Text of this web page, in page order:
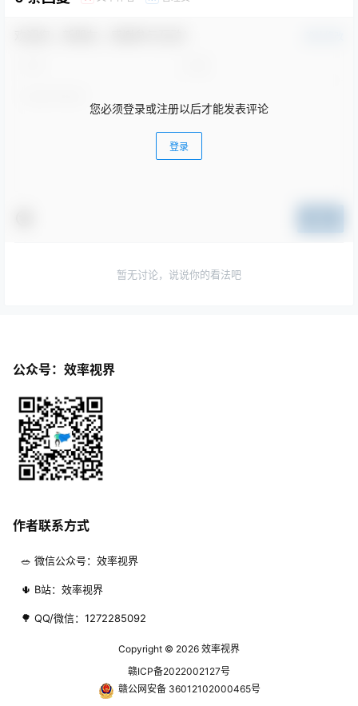
您必须登录或注册以后才能发表评论
登录
暂无讨论，说说你的看法吧
公众号：效率视界
作者联系方式
🥗 微信公众号：效率视界
🌵 B站：效率视界
🌳 QQ/微信：1272285092
Copyright © 2026 效率视界
赣ICP备2022002127号
赣公网安备 36012102000465号